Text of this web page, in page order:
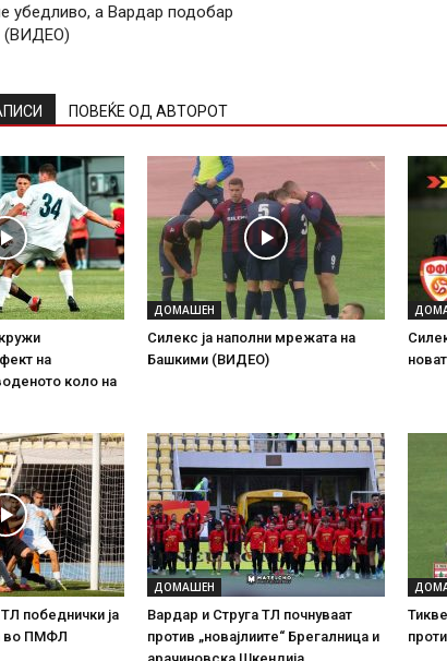
убедливо, а Вардар подобар
(ВИДЕО)
ПОВЕЌЕ ОД АВТОРОТ
на
коло на
ДОМАШЕН
Силекс ја наполни мрежата на
Башкими (ВИДЕО)
победнички ја
во ПМФЛ
ДОМАШЕН
Вардар и Струга ТЛ почнуваат
против „новајлиите“ Брегалница и
арачиновска Шкендија